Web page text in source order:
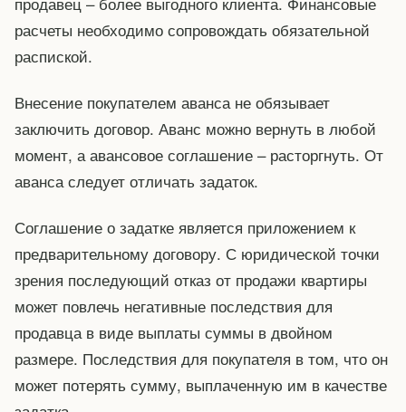
расчеты необходимо сопровождать обязательной
распиской.
Внесение покупателем аванса не обязывает
заключить договор. Аванс можно вернуть в любой
момент, а авансовое соглашение – расторгнуть. От
аванса следует отличать задаток.
Соглашение о задатке является приложением к
предварительному договору. С юридической точки
зрения последующий отказ от продажи квартиры
может повлечь негативные последствия для
продавца в виде выплаты суммы в двойном
размере. Последствия для покупателя в том, что он
может потерять сумму, выплаченную им в качестве